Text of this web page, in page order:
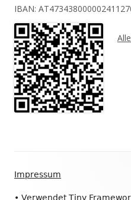
IBAN:
Inhalt
Impressum
• VerwendetTiny